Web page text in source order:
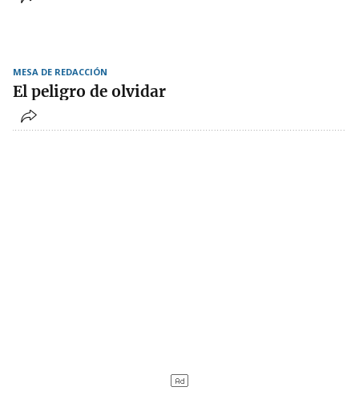
MESA DE REDACCIÓN
El peligro de olvidar